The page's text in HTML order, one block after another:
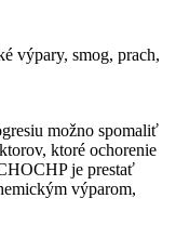
výpary, smog, prach,
možno spomaliť
ktoré ochorenie
je prestať
výparom,